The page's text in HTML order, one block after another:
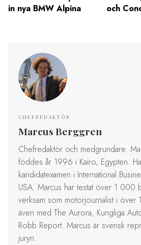
in nya BMW Alpina
och
CHEFREDAKTÖR
Marcus Berggren
Chefredaktör och medgrundare.
föddes år 1996 i Kairo, Egypten.
kandidatexamen i International
USA. Marcus har testat över 1 000
verksam som motorjournalist i över
även med The Aurora, Kungliga
Robb Report. Marcus är svensk
juryn.